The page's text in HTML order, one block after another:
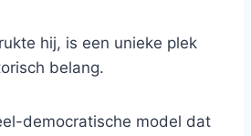
hij, is een unieke plek
belang.
democratische model dat